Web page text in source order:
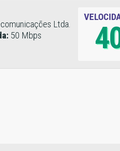
Ltda.
50 Mbps